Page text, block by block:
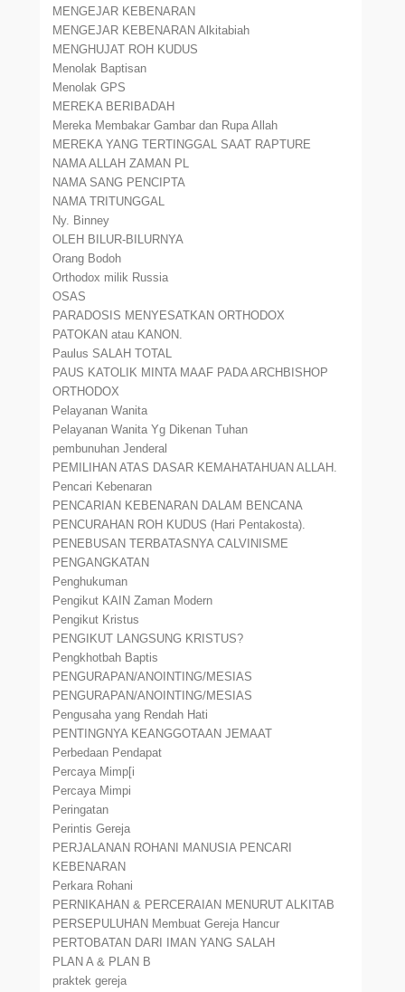
MENGEJAR KEBENARAN
MENGEJAR KEBENARAN Alkitabiah
MENGHUJAT ROH KUDUS
Menolak Baptisan
Menolak GPS
MEREKA BERIBADAH
Mereka Membakar Gambar dan Rupa Allah
MEREKA YANG TERTINGGAL SAAT RAPTURE
NAMA ALLAH ZAMAN PL
NAMA SANG PENCIPTA
NAMA TRITUNGGAL
Ny. Binney
OLEH BILUR-BILURNYA
Orang Bodoh
Orthodox milik Russia
OSAS
PARADOSIS MENYESATKAN ORTHODOX
PATOKAN atau KANON.
Paulus SALAH TOTAL
PAUS KATOLIK MINTA MAAF PADA ARCHBISHOP
ORTHODOX
Pelayanan Wanita
Pelayanan Wanita Yg Dikenan Tuhan
pembunuhan Jenderal
PEMILIHAN ATAS DASAR KEMAHATAHUAN ALLAH.
Pencari Kebenaran
PENCARIAN KEBENARAN DALAM BENCANA
PENCURAHAN ROH KUDUS (Hari Pentakosta).
PENEBUSAN TERBATASNYA CALVINISME
PENGANGKATAN
Penghukuman
Pengikut KAIN Zaman Modern
Pengikut Kristus
PENGIKUT LANGSUNG KRISTUS?
Pengkhotbah Baptis
PENGURAPAN/ANOINTING/MESIAS
PENGURAPAN/ANOINTING/MESIAS
Pengusaha yang Rendah Hati
PENTINGNYA KEANGGOTAAN JEMAAT
Perbedaan Pendapat
Percaya Mimp[i
Percaya Mimpi
Peringatan
Perintis Gereja
PERJALANAN ROHANI MANUSIA PENCARI
KEBENARAN
Perkara Rohani
PERNIKAHAN & PERCERAIAN MENURUT ALKITAB
PERSEPULUHAN Membuat Gereja Hancur
PERTOBATAN DARI IMAN YANG SALAH
PLAN A & PLAN B
praktek gereja